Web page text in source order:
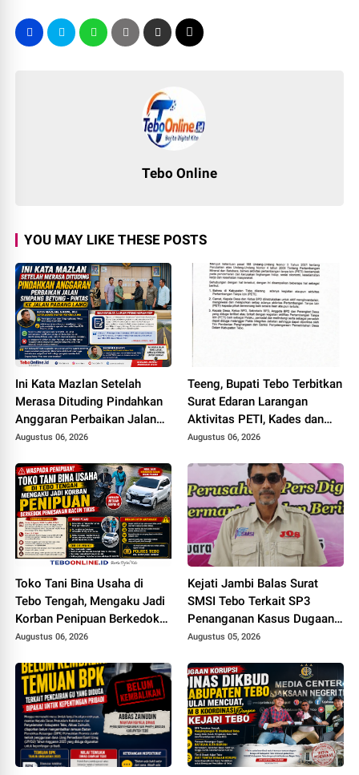
Tebo Online
YOU MAY LIKE THESE POSTS
Ini Kata Mazlan Setelah
Merasa Dituding Pindahkan
Anggaran Perbaikan Jalan
Simpang Betung - Pintas ke
Augustus 06, 2026
Teeng, Bupati Tebo Terbitkan
Surat Edaran Larangan
Aktivitas PETI, Kades dan
Perangkat Desa Yang
Augustus 06, 2026
Toko Tani Bina Usaha di
Tebo Tengah, Mengaku Jadi
Korban Penipuan Berkedok
Pemesanan Racun Tikus
Augustus 06, 2026
Kejati Jambi Balas Surat
SMSI Tebo Terkait SP3
Penanganan Kasus Dugaan
Korupsi di DPUPR Tebo Rp
Augustus 05, 2026